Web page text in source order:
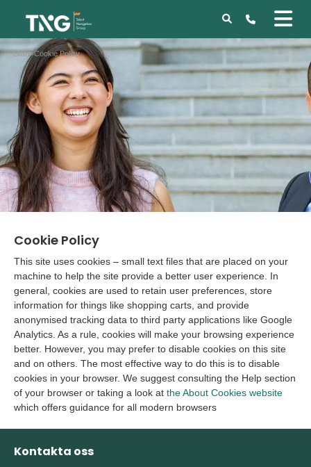
Start»Cookie Policy
Cookie Policy
This site uses cookies – small text files that are placed on your
machine to help the site provide a better user experience. In
general, cookies are used to retain user preferences, store
information for things like shopping carts, and provide
anonymised tracking data to third party applications like Google
Analytics. As a rule, cookies will make your browsing experience
better. However, you may prefer to disable cookies on this site
and on others. The most effective way to do this is to disable
cookies in your browser. We suggest consulting the Help section
of your browser or taking a look at the About Cookies website
which offers guidance for all modern browsers
Kontakta oss